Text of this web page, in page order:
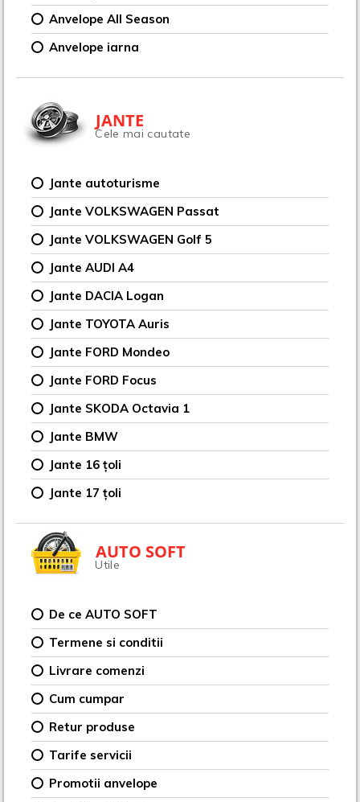
Anvelope All Season
Anvelope iarna
JANTE
Cele mai cautate
Jante autoturisme
Jante VOLKSWAGEN Passat
Jante VOLKSWAGEN Golf 5
Jante AUDI A4
Jante DACIA Logan
Jante TOYOTA Auris
Jante FORD Mondeo
Jante FORD Focus
Jante SKODA Octavia 1
Jante BMW
Jante 16 țoli
Jante 17 țoli
AUTO SOFT
Utile
De ce AUTO SOFT
Termene si conditii
Livrare comenzi
Cum cumpar
Retur produse
Tarife servicii
Promotii anvelope